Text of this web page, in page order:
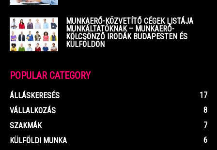
MUNKAERŐ-KÖZVETÍTŐ CÉGEK LISTÁJA
MUNKÁLTATÓKNAK – MUNKAERŐ-
KÖLCSÖNZŐ IRODÁK BUDAPESTEN ÉS
KÜLFÖLDÖN
POPULAR CATEGORY
ÁLLÁSKERESÉS
17
VÁLLALKOZÁS
8
SZAKMÁK
7
KÜLFÖLDI MUNKA
6